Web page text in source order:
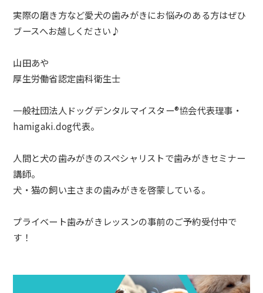
実際の磨き方など愛犬の歯みがきにお悩みのある方はぜひ
ブースへお越しください♪
山田あや
厚生労働省認定歯科衛生士
一般社団法人ドッグデンタルマイスター®︎協会代表理事・
hamigaki.dog代表。
人間と犬の歯みがきのスペシャリストで歯みがきセミナー
講師。
犬・猫の飼い主さまの歯みがきを啓蒙している。
プライベート歯みがきレッスンの事前のご予約受付中で
す！